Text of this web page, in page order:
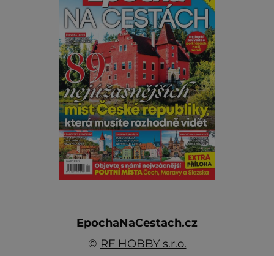
EpochaNaCestach.cz
© RF HOBBY s.r.o.